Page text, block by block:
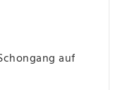
auf